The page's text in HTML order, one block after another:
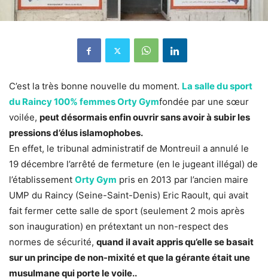
C’est la très bonne nouvelle du moment. La salle du sport
du Raincy 100% femmes Orty Gymfondée par une sœur
voilée, peut désormais enfin ouvrir sans avoir à subir les
pressions d’élus islamophobes.
En effet, le tribunal administratif de Montreuil a annulé le
19 décembre l’arrêté de fermeture (en le jugeant illégal) de
l’établissement Orty Gym pris en 2013 par l’ancien maire
UMP du Raincy (Seine-Saint-Denis) Eric Raoult, qui avait
fait fermer cette salle de sport (seulement 2 mois après
son inauguration) en prétextant un non-respect des
normes de sécurité, quand il avait appris qu’elle se basait
sur un principe de non-mixité et que la gérante était une
musulmane qui porte le voile..